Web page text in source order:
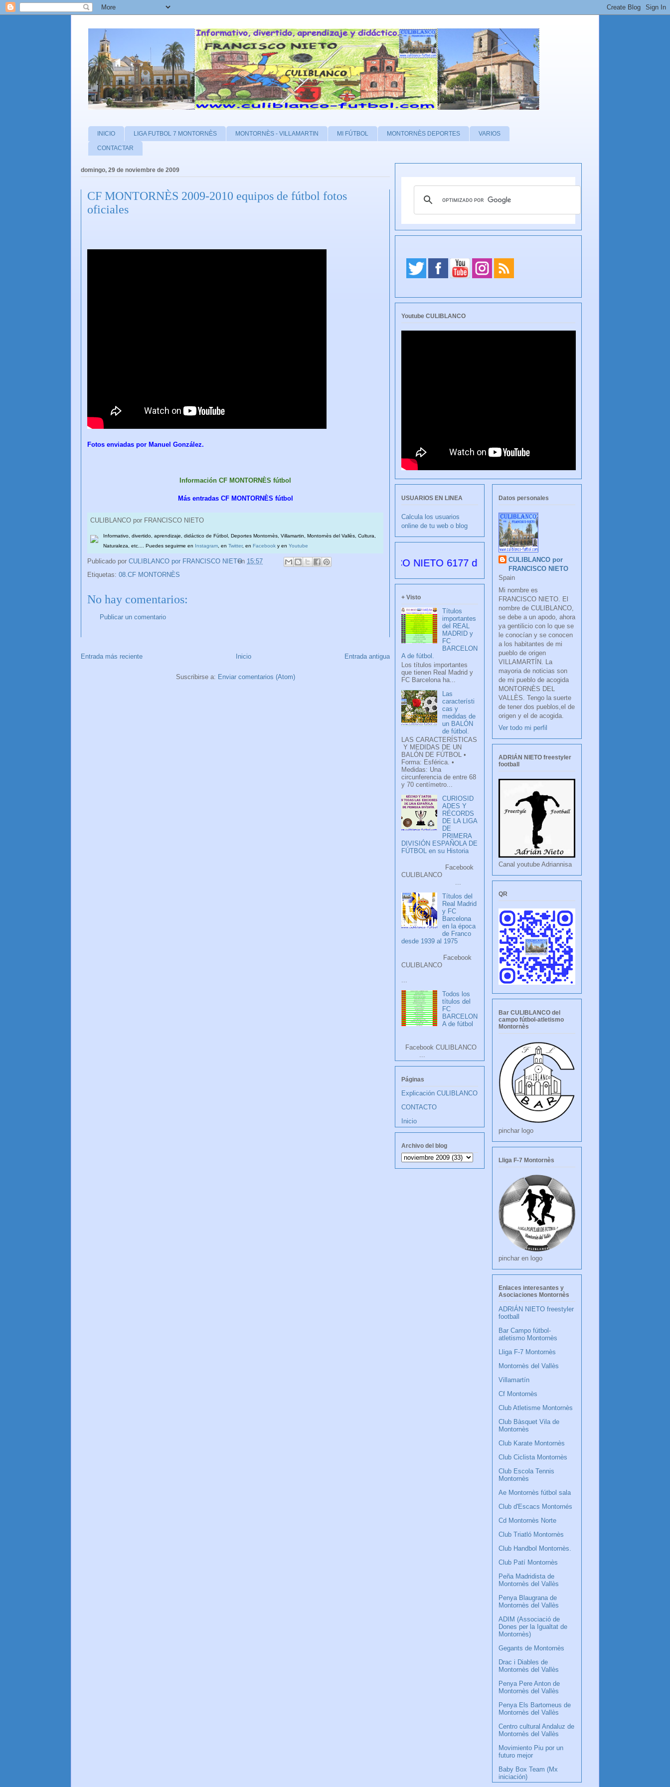
INICIO LIGA FUTBOL 7 MONTORNÈS MONTORNÈS - VILLAMARTIN MI FÚTBOL MONTORNÈS DEPORTES VARIOS
CONTACTAR
domingo, 29 de noviembre de 2009
CF MONTORNÈS 2009-2010 equipos de fútbol fotos
oficiales
Fotos enviadas por Manuel González.
Información CF MONTORNÈS fútbol
Más entradas CF MONTORNÈS fútbol
CULIBLANCO por FRANCISCO NIETO
Informativo, divertido, aprendizaje, didáctico de Fútbol, Deportes Montornès, Villamartin, Montornès del Vallès, Cultura,
Naturaleza, etc.... Puedes seguirme en
Instagram, en Twitter, en Facebook y en Youtube
Publicado por CULIBLANCO por FRANCISCO NIETO
en 15:57
Etiquetas: 08.CF MONTORNÈS
No hay comentarios:
Publicar un comentario
Entrada más reciente Entrada antigua
Inicio
Suscribirse a: Enviar comentarios (Atom)
Youtube CULIBLANCO
USUARIOS EN LINEA
Calcula los usuarios
online de tu web o blog
CULIBLANCO por FRANCISCO NIETO 6177 días desde su creación
+ Visto
Títulos
importantes
del REAL
MADRID y
FC
BARCELON
A de fútbol.
Los títulos importantes
que tienen Real Madrid y
FC Barcelona ha...
Las
característi
cas y
medidas de
un BALÓN
de fútbol.
LAS CARACTERÍSTICAS
Y MEDIDAS DE UN
BALÓN DE FÚTBOL •
Forma: Esférica. •
Medidas: Una
circunferencia de entre 68
y 70 centímetro...
CURIOSID
ADES Y
RÉCORDS
DE LA LIGA
DE
PRIMERA
DIVISIÓN ESPAÑOLA DE
FÚTBOL en su Historia
Facebook
CULIBLANCO
...
Títulos del
Real Madrid
y FC
Barcelona
en la época
de Franco
desde 1939 al 1975
Facebook
CULIBLANCO
Todos los
títulos del
FC
BARCELON
A de fútbol
Facebook CULIBLANCO
...
Páginas
Explicación CULIBLANCO
CONTACTO
Inicio
Archivo del blog
Datos personales
CULIBLANCO por
FRANCISCO NIETO
Spain
Mi nombre es
FRANCISCO NIETO. El
nombre de CULIBLANCO,
se debe a un apodo, ahora
ya gentilicio con lo que se
le conocían y se conocen
a los habitantes de mi
pueblo de origen
VILLAMARTÍN. La
mayoria de noticias son
de mi pueblo de acogida
MONTORNÈS DEL
VALLÈS. Tengo la suerte
de tener dos pueblos,el de
origen y el de acogida.
Ver todo mi perfil
ADRIÁN NIETO freestyler
football
Canal youtube Adriannisa
QR
Bar CULIBLANCO del
campo fútbol-atletismo
Montornès
pinchar logo
Lliga F-7 Montornès
pinchar en logo
Enlaces interesantes y
Asociaciones Montornès
ADRIÁN NIETO freestyler
football
Bar Campo fútbol-
atletismo Montornès
Lliga F-7 Montornès
Montornès del Vallès
Villamartín
Cf Montornès
Club Atletisme Montornès
Club Bàsquet Vila de
Montornès
Club Karate Montornès
Club Ciclista Montornès
Club Escola Tennis
Montornès
Ae Montornès fútbol sala
Club d'Escacs Montornés
Cd Montornès Norte
Club Triatló Montornès
Club Handbol Montornès.
Club Patí Montornès
Peña Madridista de
Montornès del Vallès
Penya Blaugrana de
Montornès del Vallès
ADIM (Associació de
Dones per la Igualtat de
Montornès)
Gegants de Montornès
Drac i Diables de
Montornès del Vallès
Penya Pere Anton de
Montornès del Vallès
Penya Els Bartomeus de
Montornès del Vallès
Centro cultural Andaluz de
Montornès del Vallès
Movimiento Piu por un
futuro mejor
Baby Box Team (Mx
iniciación)